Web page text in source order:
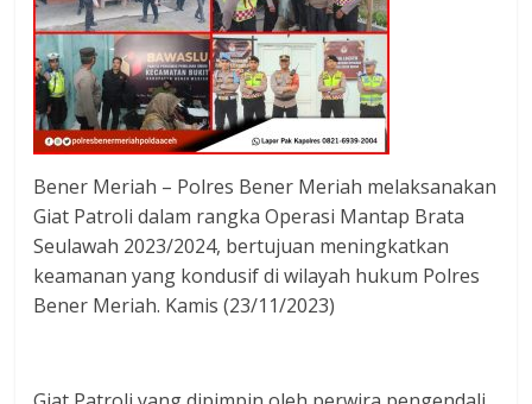
Bener Meriah – Polres Bener Meriah melaksanakan
Giat Patroli dalam rangka Operasi Mantap Brata
Seulawah 2023/2024, bertujuan meningkatkan
keamanan yang kondusif di wilayah hukum Polres
Bener Meriah. Kamis (23/11/2023)